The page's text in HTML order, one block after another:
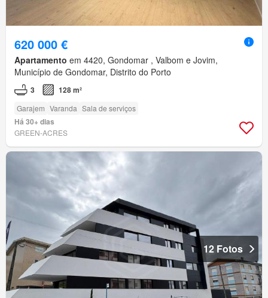
620 000 €
Apartamento em 4420, Gondomar , Valbom e Jovim,
Município de Gondomar, Distrito do Porto
3 128 m²
Garajem Varanda Sala de serviços
Há 30+ dias
GREEN-ACRES
12 Fotos